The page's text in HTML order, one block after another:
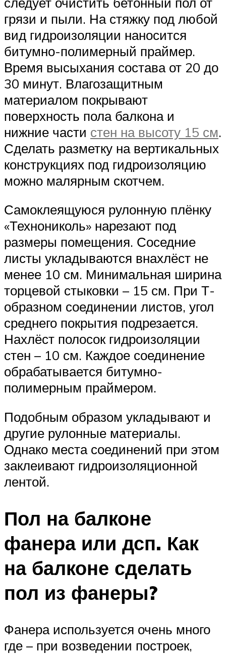
грязи и пыли. На стяжку под любой
вид гидроизоляции наносится
битумно-полимерный праймер.
Время высыхания состава от 20 до
30 минут. Влагозащитным
материалом покрывают
поверхность пола балкона и
нижние части стен на высоту 15 см.
Сделать разметку на вертикальных
конструкциях под гидроизоляцию
можно малярным скотчем.
Самоклеящуюся рулонную плёнку
«Технониколь» нарезают под
размеры помещения. Соседние
листы укладываются внахлёст не
менее 10 см. Минимальная ширина
торцевой стыковки – 15 см. При Т-
образном соединении листов, угол
среднего покрытия подрезается.
Нахлёст полосок гидроизоляции
стен – 10 см. Каждое соединение
обрабатывается битумно-
полимерным праймером.
Подобным образом укладывают и
другие рулонные материалы.
Однако места соединений при этом
заклеивают гидроизоляционной
лентой.
Пол на балконе
фанера или дсп. Как
на балконе сделать
пол из фанеры?
Фанера используется очень много
где – при возведении построек,